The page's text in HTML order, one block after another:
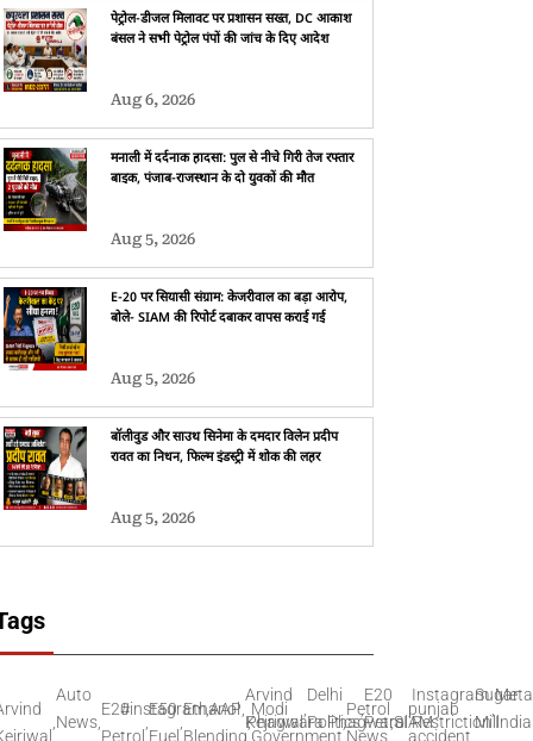
पेट्रोल-डीजल मिलावट पर प्रशासन सख्त, DC आकाश
बंसल ने सभी पेट्रोल पंपों की जांच के दिए आदेश
Aug 6, 2026
मनाली में दर्दनाक हादसा: पुल से नीचे गिरी तेज रफ्तार
बाइक, पंजाब-राजस्थान के दो युवकों की मौत
Aug 5, 2026
E-20 पर सियासी संग्राम: केजरीवाल का बड़ा आरोप,
बोले- SIAM की रिपोर्ट दबाकर वापस कराई गई
Aug 5, 2026
बॉलीवुड और साउथ सिनेमा के दमदार विलेन प्रदीप
रावत का निधन, फिल्म इंडस्ट्री में शोक की लहर
Aug 5, 2026
,
Auto
News,
E20
Petrol
,
E50
Fuel
,
Ethanol
Blending
,
Modi
Government
,
Petrol
News
,SIAM
#instagram,AAP
Arvind
Kejriwal
Delhi
Politics
,
E20
Petrol
,
Instagram
Restriction
Meta
India
Phagwara
,
Phagwara
,
punjab
accident
Sugar
Mill